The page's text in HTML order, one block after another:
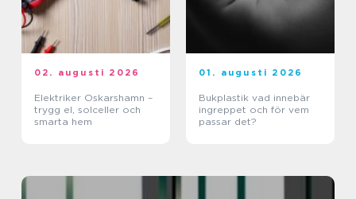
02. augusti 2026
Elektriker Oskarshamn –
trygg el, solceller och
smarta hem
01. augusti 2026
Bukplastik vad innebär
ingreppet och för vem
passar det?